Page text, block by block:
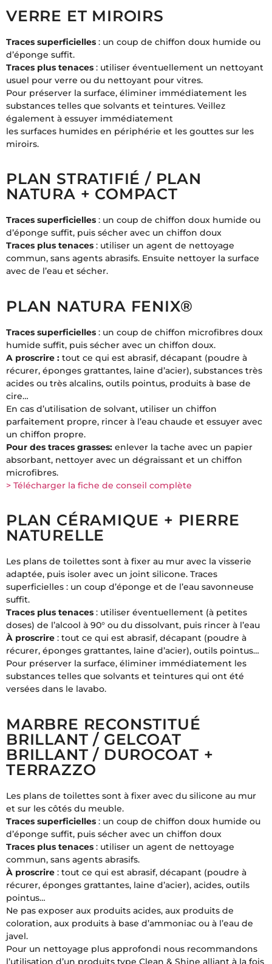
VERRE ET MIROIRS
Traces superficielles : un coup de chiffon doux humide ou
d’éponge suffit.
Traces plus tenaces : utiliser éventuellement un nettoyant
usuel pour verre ou du nettoyant pour vitres.
Pour préserver la surface, éliminer immédiatement les
substances telles que solvants et teintures. Veillez
également à essuyer immédiatement
les surfaces humides en périphérie et les gouttes sur les
miroirs.
PLAN STRATIFIÉ / PLAN
NATURA + COMPACT
Traces superficielles : un coup de chiffon doux humide ou
d’éponge suffit, puis sécher avec un chiffon doux
Traces plus tenaces : utiliser un agent de nettoyage
commun, sans agents abrasifs. Ensuite nettoyer la surface
avec de l’eau et sécher.
PLAN NATURA FENIX®
Traces superficielles : un coup de chiffon microfibres doux
humide suffit, puis sécher avec un chiffon doux.
A proscrire : tout ce qui est abrasif, décapant (poudre à
récurer, éponges grattantes, laine d’acier), substances très
acides ou très alcalins, outils pointus, produits à base de
cire…
En cas d’utilisation de solvant, utiliser un chiffon
parfaitement propre, rincer à l’eau chaude et essuyer avec
un chiffon propre.
Pour des traces grasses: enlever la tache avec un papier
absorbant, nettoyer avec un dégraissant et un chiffon
microfibres.
> Télécharger la fiche de conseil complète
PLAN CÉRAMIQUE + PIERRE
NATURELLE
Les plans de toilettes sont à fixer au mur avec la visserie
adaptée, puis isoler avec un joint silicone. Traces
superficielles : un coup d’éponge et de l’eau savonneuse
suffit.
Traces plus tenaces : utiliser éventuellement (à petites
doses) de l’alcool à 90° ou du dissolvant, puis rincer à l’eau
À proscrire : tout ce qui est abrasif, décapant (poudre à
récurer, éponges grattantes, laine d’acier), outils pointus…
Pour préserver la surface, éliminer immédiatement les
substances telles que solvants et teintures qui ont été
versées dans le lavabo.
MARBRE RECONSTITUÉ
BRILLANT / GELCOAT
BRILLANT / DUROCOAT +
TERRAZZO
Les plans de toilettes sont à fixer avec du silicone au mur
et sur les côtés du meuble.
Traces superficielles : un coup de chiffon doux humide ou
d’éponge suffit, puis sécher avec un chiffon doux
Traces plus tenaces : utiliser un agent de nettoyage
commun, sans agents abrasifs.
À proscrire : tout ce qui est abrasif, décapant (poudre à
récurer, éponges grattantes, laine d’acier), acides, outils
pointus…
Ne pas exposer aux produits acides, aux produits de
coloration, aux produits à base d’ammoniac ou à l’eau de
javel.
Pour un nettoyage plus approfondi nous recommandons
l’utilisation d’un produits type Clean & Shine alliant à la fois